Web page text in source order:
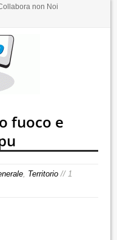
non Noi
fuoco e
, Territorio // 1